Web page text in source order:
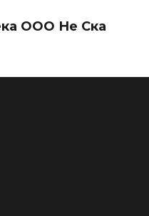
ООО Не Ска